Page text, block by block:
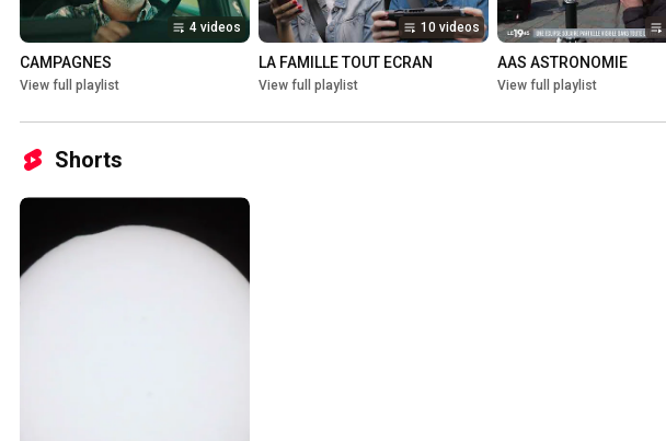
4 videos
CAMPAGNES
View full playlist
10 videos
LA FAMILLE TOUT ECRAN
View full playlist
AAS ASTRONOMIE
View full playlist
Shorts